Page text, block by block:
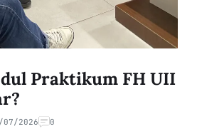
Praktikum FH UII
07/2026 0